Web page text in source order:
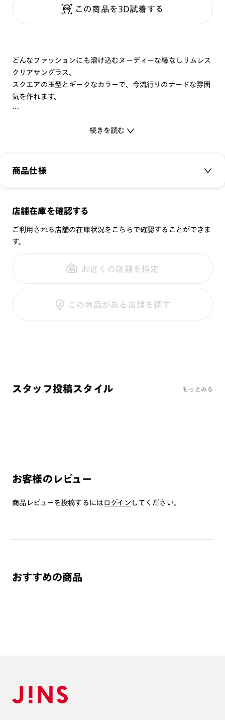
この商品を3D試着する
どんなファッションにも溶け込むヌーディーな縁なしリムレス
クリアサングラス。
スクエアの玉型とギークなカラーで、今流行りのナードな雰囲
気を作れます。
サングラスの特集はこちら⇒
[紫外線透過率]
0.1%以下
[可視光線透過率]
91%
※レンズ交換不可
います。
・肌に合わない時は使用を中止して医師に相談して下さい。
続きを読む
商品仕様
品番： UMP-24S-277
サイズ： 52□19-150○33
重さ：
スタイル： リムレス
シリーズ：
性別：
鼻パッド： クリングスタイプ
店舗在庫を確認する
ご利用される店舗の在庫状況をこちらで確認することができま
す。
お近くの店舗を指定
この商品がある店舗を探す
スタッフ投稿スタイル もっとみる
お客様のレビュー
商品レビューを投稿するにはログイン してください。
おすすめの商品